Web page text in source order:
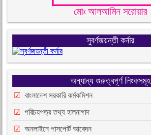
মোঃ আলআমিন সরোয়ার
সুবর্ণজয়ন্তী কর্নার
অন্যান্য গুরুত্বপূর্ণ লিংকসমূহ
বাংলাদেশ সরকারি কর্মকমিশন
পরিচয়পত্র তথ্য হালনাগাদ
অনলাইনে পাসপোর্ট আবেদন